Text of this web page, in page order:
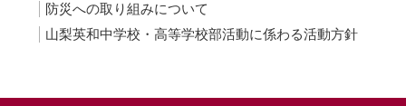
防災への取り組みについて
山梨英和中学校・高等学校部活動に係わる活動方針